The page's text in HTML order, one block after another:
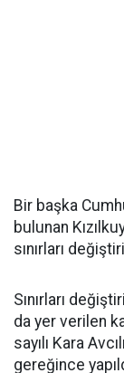
Bir başka
bulunan
sınırları
Sınırları
da yer verilen
sayılı Kara
gereğince